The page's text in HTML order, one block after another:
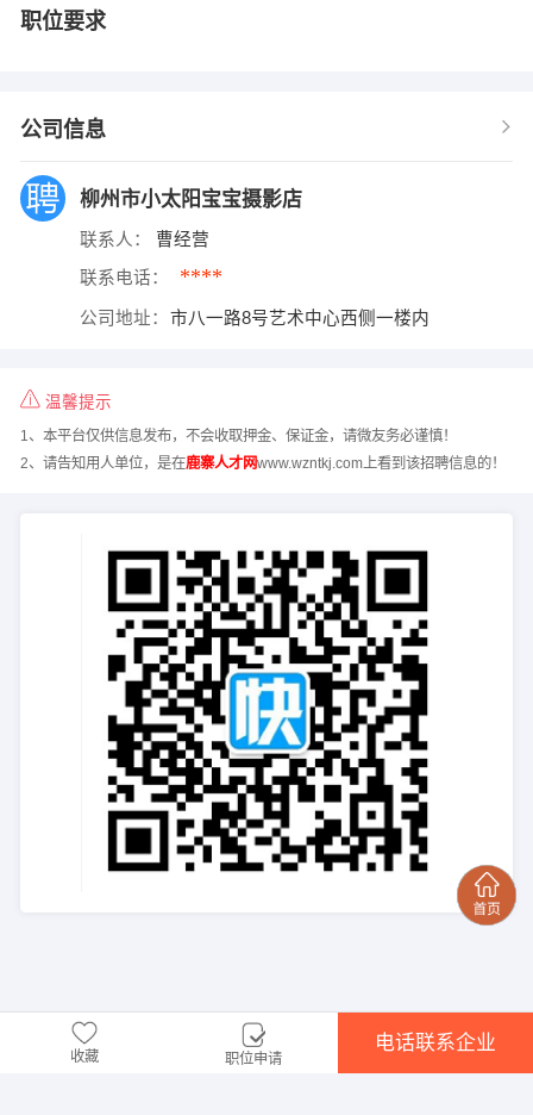
职位要求
公司信息
柳州市小太阳宝宝摄影店
联系人： 曹经营
联系电话： ****
公司地址： 市八一路8号艺术中心西侧一楼内
温馨提示
1、本平台仅供信息发布，不会收取押金、保证金，请微友务必谨慎！
2、请告知用人单位，是在鹿寨人才网www.wzntkj.com上看到该招聘信息的！
收藏 职位申请
电话联系企业